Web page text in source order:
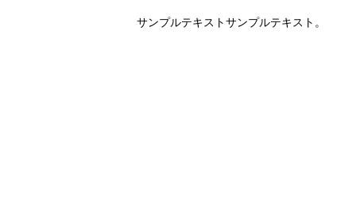
サンプルテキストサンプルテキスト。